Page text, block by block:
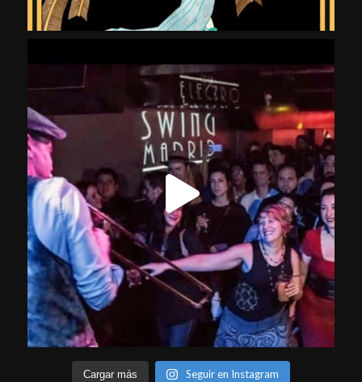
Cargar más Seguir en Instagram